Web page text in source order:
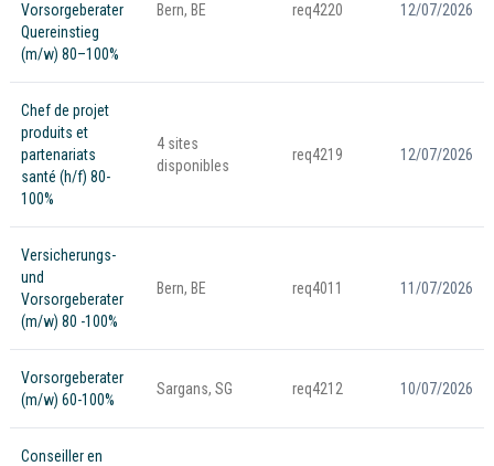
Vorsorgeberater
Quereinstieg
(m/w) 80–100%
Bern, BE req4220 12/07/2026
Chef de projet
produits et
partenariats
santé (h/f) 80-
100%
4 sites
disponibles
req4219 12/07/2026
Versicherungs-
und
Vorsorgeberater
(m/w) 80 -100%
Bern, BE req4011 11/07/2026
Vorsorgeberater
(m/w) 60-100%
Sargans, SG req4212 10/07/2026
Conseiller en